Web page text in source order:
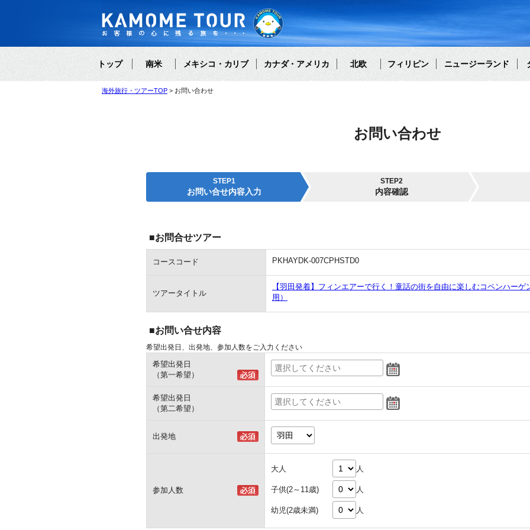
トップ 南米 メキシコ・カリブ カナダ・アメリカ 北欧 フィリピン ニュージーランド
海外旅行・ツアーTOP お問い合わせ
お問い合わせ
STEP1
お問い合せ内容入力
STEP2
内容確認
■お問合せツアー
コースコード PKHAYDK-007CPHSTD0
ツアータイトル
【羽田発着】フィンエアーで行く！童話の街を自由に楽しむコペンハーゲ
用）
■お問い合せ内容
希望出発日、出発地、参加人数をご入力ください
希望出発日
（第一希望）
希望出発日
（第二希望）
出発地
参加人数
大人 人
子供(2～11歳) 人
幼児(2歳未満) 人